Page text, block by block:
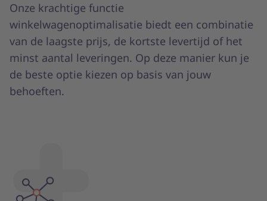
Onze krachtige functie
winkelwagenoptimalisatie biedt een combinatie
van de laagste prijs, de kortste levertijd of het
minst aantal leveringen. Op deze manier kun je
de beste optie kiezen op basis van jouw
behoeften.